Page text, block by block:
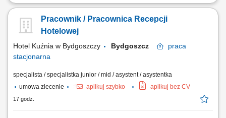
Zakres obowiązków: sprzątanie i przygotowywanie pokoi hotelowych,
wykonywanie innych zadań związanych z bieżącą obsługą hotelu.
Pracownik / Pracownica Recepcji
Hotelowej
Hotel Kuźnia w Bydgoszczy Bydgoszcz
praca
stacjonarna
specjalista / specjalistka junior / mid / asystent / asystentka
umowa zlecenie
aplikuj szybko aplikuj bez CV
17 godz.